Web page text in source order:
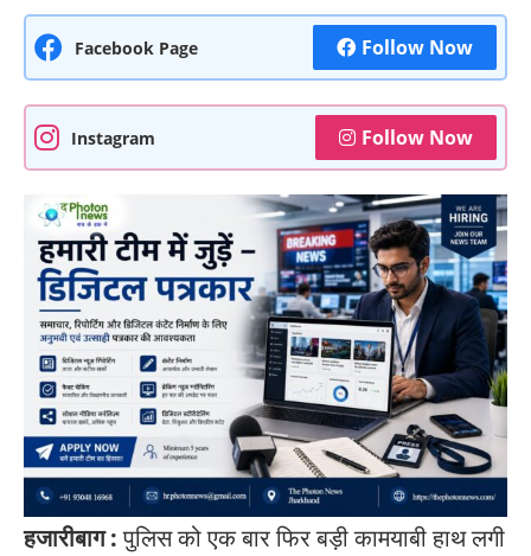
Facebook Page Follow Now
Instagram Follow Now
​हजारीबाग :पुलिस को एक बार फिर बड़ी कामयाबी हाथ लगी